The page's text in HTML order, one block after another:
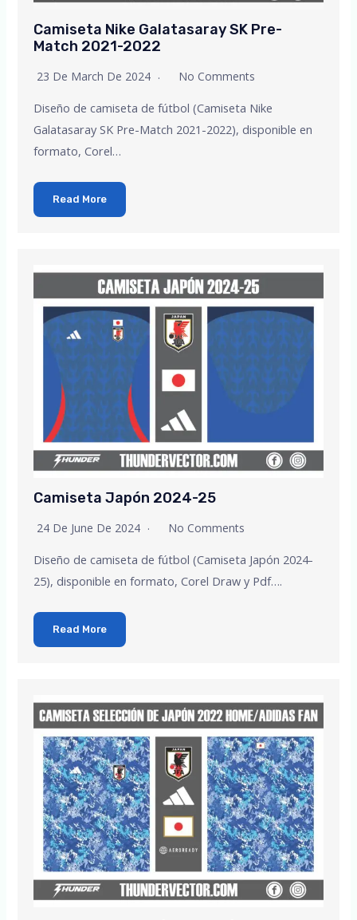
Camiseta Nike Galatasaray SK Pre-
Match 2021-2022
23 De March De 2024 No Comments
Diseño de camiseta de fútbol (Camiseta Nike
Galatasaray SK Pre-Match 2021-2022), disponible en
formato, Corel…
Read More
Camiseta Japón 2024-25
24 De June De 2024 No Comments
Diseño de camiseta de fútbol (Camiseta Japón 2024-
25), disponible en formato, Corel Draw y Pdf….
Read More